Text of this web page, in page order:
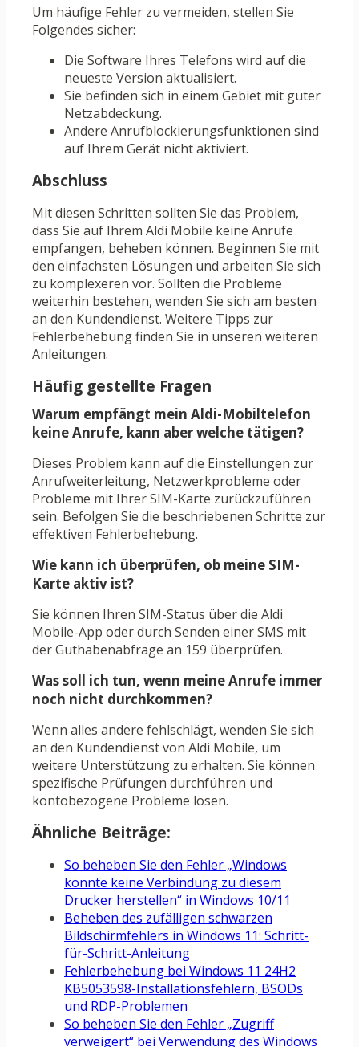
Um häufige Fehler zu vermeiden, stellen Sie
Folgendes sicher:
Die Software Ihres Telefons wird auf die
neueste Version aktualisiert.
Sie befinden sich in einem Gebiet mit guter
Netzabdeckung.
Andere Anrufblockierungsfunktionen sind
auf Ihrem Gerät nicht aktiviert.
Abschluss
Mit diesen Schritten sollten Sie das Problem,
dass Sie auf Ihrem Aldi Mobile keine Anrufe
empfangen, beheben können. Beginnen Sie mit
den einfachsten Lösungen und arbeiten Sie sich
zu komplexeren vor. Sollten die Probleme
weiterhin bestehen, wenden Sie sich am besten
an den Kundendienst. Weitere Tipps zur
Fehlerbehebung finden Sie in unseren weiteren
Anleitungen.
Häufig gestellte Fragen
Warum empfängt mein Aldi-Mobiltelefon
keine Anrufe, kann aber welche tätigen?
Dieses Problem kann auf die Einstellungen zur
Anrufweiterleitung, Netzwerkprobleme oder
Probleme mit Ihrer SIM-Karte zurückzuführen
sein. Befolgen Sie die beschriebenen Schritte zur
effektiven Fehlerbehebung.
Wie kann ich überprüfen, ob meine SIM-
Karte aktiv ist?
Sie können Ihren SIM-Status über die Aldi
Mobile-App oder durch Senden einer SMS mit
der Guthabenabfrage an 159 überprüfen.
Was soll ich tun, wenn meine Anrufe immer
noch nicht durchkommen?
Wenn alles andere fehlschlägt, wenden Sie sich
an den Kundendienst von Aldi Mobile, um
weitere Unterstützung zu erhalten. Sie können
spezifische Prüfungen durchführen und
kontobezogene Probleme lösen.
Ähnliche Beiträge:
So beheben Sie den Fehler „Windows
konnte keine Verbindung zu diesem
Drucker herstellen“ in Windows 10/11
Beheben des zufälligen schwarzen
Bildschirmfehlers in Windows 11: Schritt-
für-Schritt-Anleitung
Fehlerbehebung bei Windows 11 24H2
KB5053598-Installationsfehlern, BSODs
und RDP-Problemen
So beheben Sie den Fehler „Zugriff
verweigert“ bei Verwendung des Windows